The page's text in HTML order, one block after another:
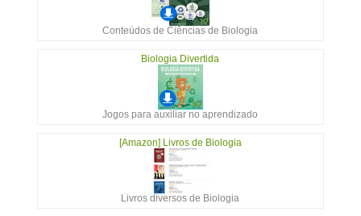
Conteúdos de Ciências de Biologia
Biologia Divertida
Jogos para auxiliar no aprendizado
[Amazon] Livros de Biologia
Livros diversos de Biologia